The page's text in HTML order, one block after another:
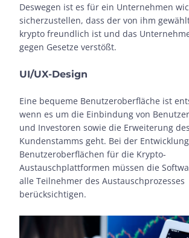
Deswegen ist es für ein Unternehmen
sicherzustellen, dass der von ihm
krypto freundlich ist und das
gegen Gesetze verstößt.
UI/UX-Design
Eine bequeme Benutzeroberfläche ist
wenn es um die Einbindung von
und Investoren sowie die Erweiterung des
Kundenstamms geht. Bei der
Benutzeroberflächen für die Krypto-
Austauschplattformen müssen die
alle Teilnehmer des Austauschprozesses
berücksichtigen.